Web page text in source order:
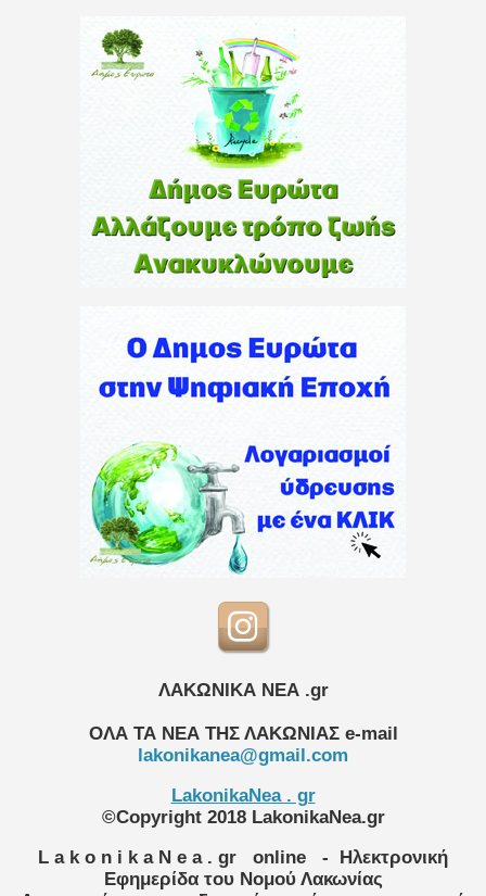
ΛΑΚΩΝΙΚΑ ΝΕΑ .gr
ΟΛΑ ΤΑ ΝΕΑ ΤΗΣ ΛΑΚΩΝΙΑΣ e-mail
lakonikanea@gmail.com
LakonikaNea . gr
©Copyright 2018 LakonikaNea.gr
L a k o n i k a N e a . gr
online
- Ηλεκτρονική
Εφημερίδα του Νομού Λακωνίας